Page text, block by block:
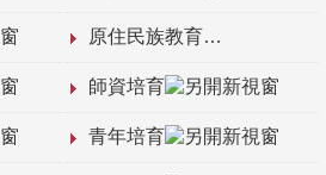
原住民族教育
師資培育
青年培育